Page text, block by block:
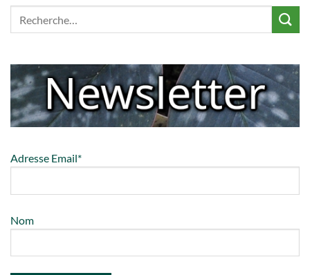
Adresse Email*
Nom